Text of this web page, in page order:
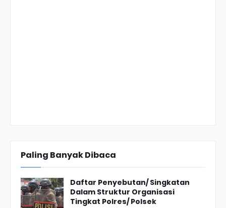
Paling Banyak Dibaca
Daftar Penyebutan/ Singkatan
Dalam Struktur Organisasi
Tingkat Polres/ Polsek